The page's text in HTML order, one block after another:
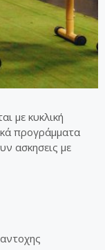
με κυκλική
προγράμματα
ασκησεις με